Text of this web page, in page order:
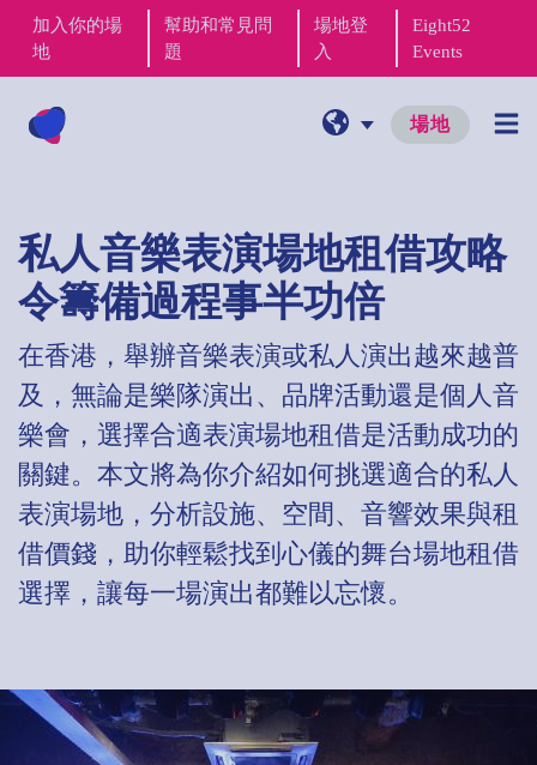
加入你的場
地
幫助和常見問
題
場地登
入
Eight52
Events
場地
私人音樂表演場地租借攻略
令籌備過程事半功倍
在香港，舉辦音樂表演或私人演出越來越普
及，無論是樂隊演出、品牌活動還是個人音
樂會，選擇合適表演場地租借是活動成功的
關鍵。本文將為你介紹如何挑選適合的私人
表演場地，分析設施、空間、音響效果與租
借價錢，助你輕鬆找到心儀的舞台場地租借
選擇，讓每一場演出都難以忘懷。